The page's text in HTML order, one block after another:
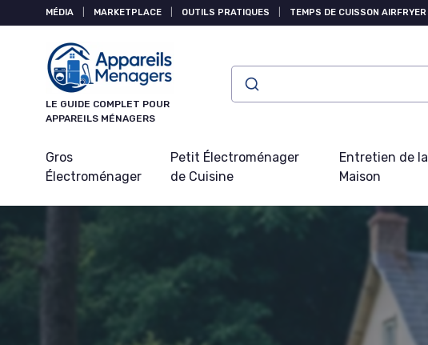
MÉDIA MARKETPLACE OUTILS PRATIQUES TEMPS DE CUISSON AIRFRYER
LE GUIDE COMPLET POUR
APPAREILS MÉNAGERS
Gros
Électroménager
Petit Électroménager
de Cuisine
Entretien de la
Maison
Panneau de gestion des cookies